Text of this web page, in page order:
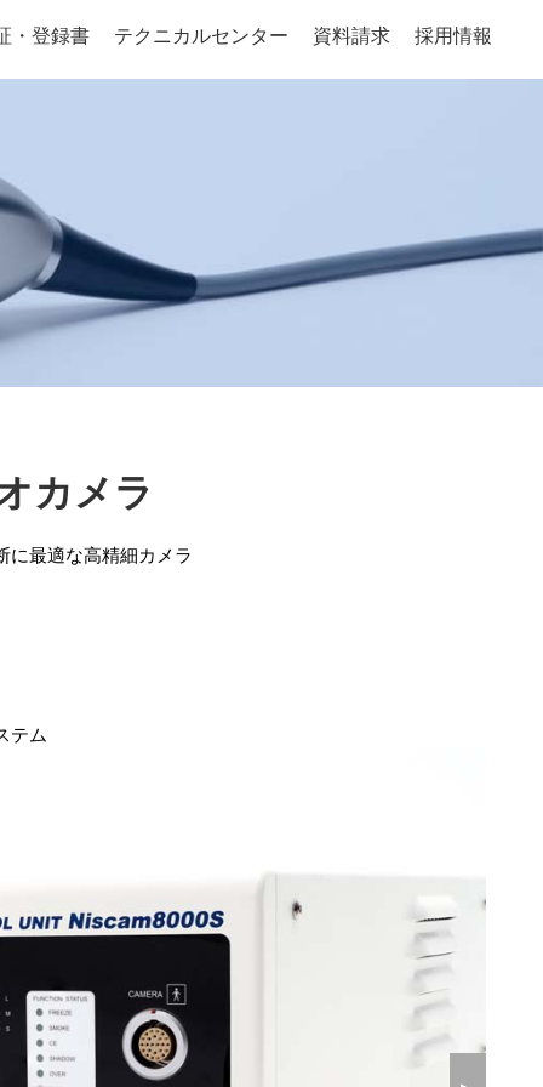
・登録書 テクニカルセンター 資料請求 採用情報
カメラ
に最適な高精細カメラ
テム